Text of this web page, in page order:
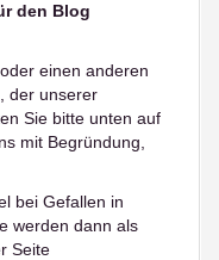
den Blog
einen anderen
der unserer
Sie bitte unten auf
mit Begründung,
bei Gefallen in
werden dann als
Seite